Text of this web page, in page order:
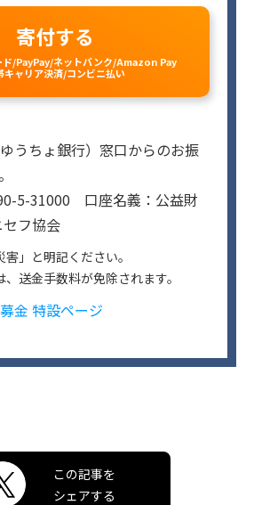
寄付する
ド/PayPay/ネットバンク/Amazon Pay
キャリア決済/コンビニ払い
うちょ銀行）窓口からのお振
5-31000 口座名義：公益財
フ協会
」と明記ください。
送金手数料が免除されます。
金 特設ページ
この記事を
シェアする